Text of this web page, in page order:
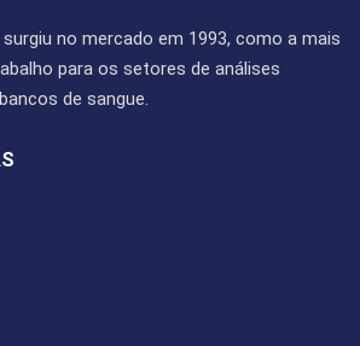
surgiu no mercado em 1993, como a mais
para os setores de análises
de sangue.